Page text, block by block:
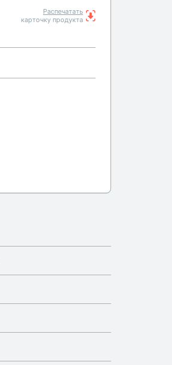
Распечатать
карточку продукта